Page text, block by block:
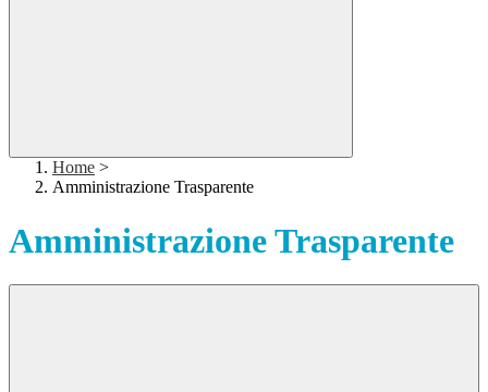
Home >
Amministrazione Trasparente
Amministrazione Trasparente